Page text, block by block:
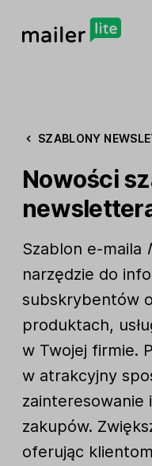
SZABLONY
Nowości
Szablon e-maila
narzędzie do
subskrybentów
produktach,
w Twojej firmie.
w atrakcyjny
zainteresowanie
zakupów.
oferując